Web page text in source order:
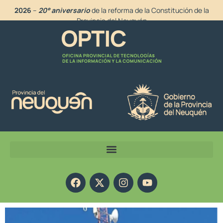
2026 – 20° aniversariode la reforma de la Constitución de la
Provincia del Neuquén